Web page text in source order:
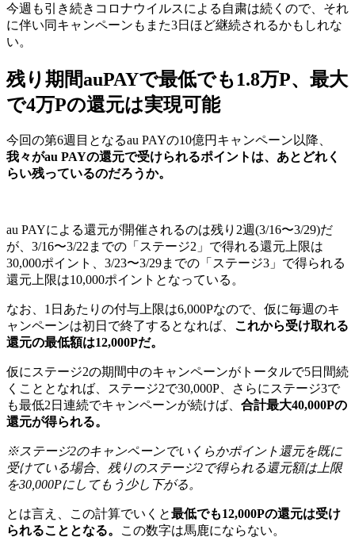
今週も引き続きコロナウイルスによる自粛は続くので、それ
に伴い同キャンペーンもまた3日ほど継続されるかもしれな
い。
残り期間auPAYで最低でも1.8万P、最大
で4万Pの還元は実現可能
今回の第6週目となるau PAYの10億円キャンペーン以降、
我々がau PAYの還元で受けられるポイントは、あとどれく
らい残っているのだろうか。
au PAYによる還元が開催されるのは残り2週(3/16〜3/29)だ
が、3/16〜3/22までの「ステージ2」で得れる還元上限は
30,000ポイント、3/23〜3/29までの「ステージ3」で得られる
還元上限は10,000ポイントとなっている。
なお、1日あたりの付与上限は6,000Pなので、仮に毎週のキ
ャンペーンは初日で終了するとなれば、 これから受け取れる
還元の最低額は12,000Pだ。
仮にステージ2の期間中のキャンペーンがトータルで5日間続
くこととなれば、ステージ2で30,000P、さらにステージ3で
も最低2日連続でキャンペーンが続けば、 合計最大40,000Pの
還元が得られる。
※ステージ2のキャンペーンでいくらかポイント還元を既に
受けている場合、残りのステージ2で得られる還元額は上限
を30,000Pにしてもう少し下がる。
とは言え、この計算でいくと最低でも12,000Pの還元は受け
られることとなる。
この数字は馬鹿にならない。